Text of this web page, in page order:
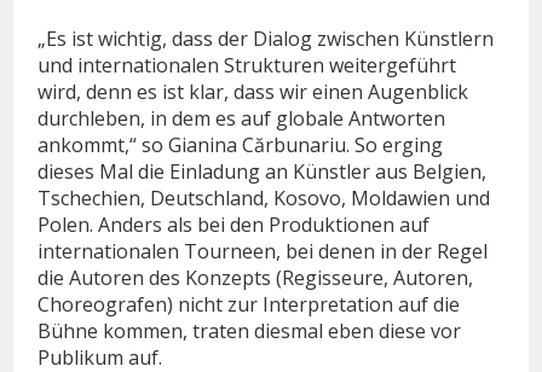
„Es ist wichtig, dass der Dialog zwischen Künstlern
und internationalen Strukturen weitergeführt
wird, denn es ist klar, dass wir einen Augenblick
durchleben, in dem es auf globale Antworten
ankommt,“ so Gianina Cărbunariu. So erging
dieses Mal die Einladung an Künstler aus Belgien,
Tschechien, Deutschland, Kosovo, Moldawien und
Polen. Anders als bei den Produktionen auf
internationalen Tourneen, bei denen in der Regel
die Autoren des Konzepts (Regisseure, Autoren,
Choreografen) nicht zur Interpretation auf die
Bühne kommen, traten diesmal eben diese vor
Publikum auf.